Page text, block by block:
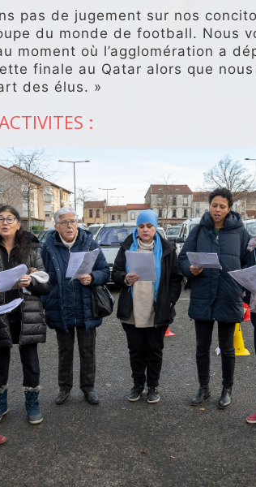
pas de jugement sur nos
du monde de football. Nous
moment où l’agglomération a
finale au Qatar alors que
des élus. »
: